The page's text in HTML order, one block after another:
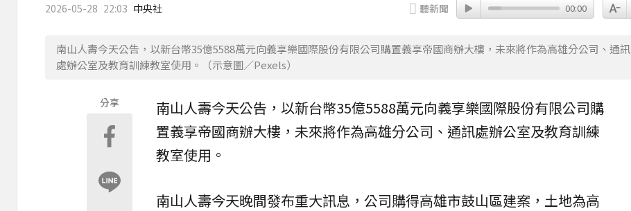
2026-05-28 22:03 中央社 聽新聞 00:00
南山人壽今天公告，以新台幣35億5588萬元向義享樂國際股份有限公司購置義享帝國商辦大樓，未來將作為高雄分公司、通訊
處辦公室及教育訓練教室使用。（示意圖／Pexels）
分享 南山人壽今天公告，以新台幣35億5588萬元向義享樂國際股份有限公司購
置義享帝國商辦大樓，未來將作為高雄分公司、通訊處辦公室及教育訓練
教室使用。
南山人壽今天晚間發布重大訊息 ，公司購得高雄市鼓山區建案 ，土地為高